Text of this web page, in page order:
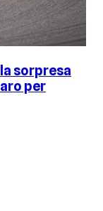
sorpresa
per